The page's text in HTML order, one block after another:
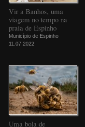
Vir a Banhos, uma
viagem no tempo na
praia de Espinho
Município de Espinho
11.07.2022
Uma bola de